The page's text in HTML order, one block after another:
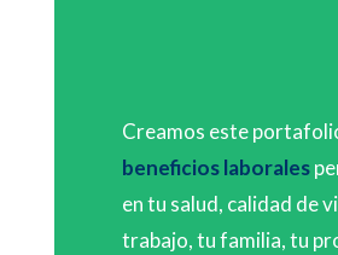
Creamos este
beneficios laborales
en tu salud, calidad de
trabajo, tu familia, tu